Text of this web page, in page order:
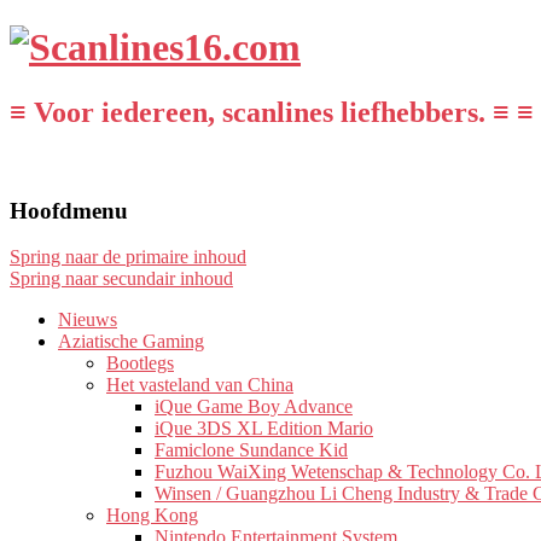
≡ Voor iedereen, scanlines liefhebbers. ≡ ≡
Hoofdmenu
Spring naar de primaire inhoud
Spring naar secundair inhoud
Nieuws
Aziatische Gaming
Bootlegs
Het vasteland van China
iQue Game Boy Advance
iQue 3DS XL Edition Mario
Famiclone Sundance Kid
Fuzhou WaiXing Wetenschap & Technology Co.
Winsen / Guangzhou Li Cheng Industry & Trade
Hong Kong